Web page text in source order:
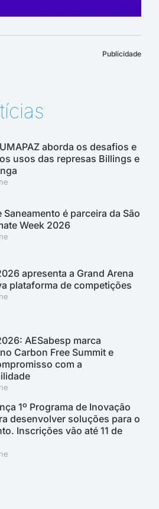
Publicidade
aborda os desafios e
usos das represas Billings e
Saneamento é parceira da São
Week 2026
apresenta a Grand Arena
plataforma de competições
AESabesp marca
Carbon Free Summit e
com a
1º Programa de Inovação
desenvolver soluções para o
Inscrições vão até 11 de